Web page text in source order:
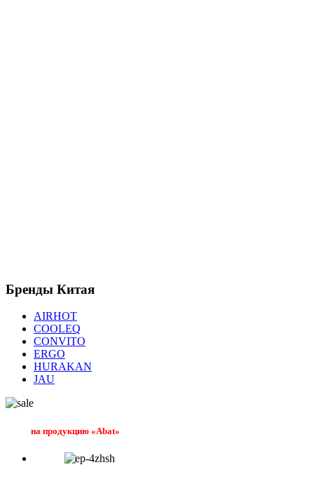
Бренды Китая
AIRHOT
COOLEQ
CONVITO
ERGO
HURAKAN
JAU
на продукцию «Abat»